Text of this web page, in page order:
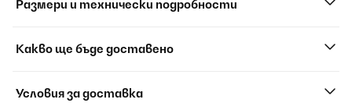
Размери и технически подробности
Какво ще бъде доставено
Условия за доставка